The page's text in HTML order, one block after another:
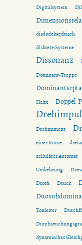
Digitalsystem
disdodekaedrisch
diskrete Systeme
Dissonanz
Dominant-Treppe
Helix
Doppel-
Drehmiment
einer Kurve
zellulärer Automat
Umkehrung
Droth
Druck
Tonleiter
dynamisches